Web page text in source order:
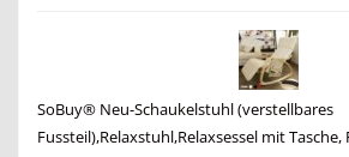
SoBuy® Neu-Schaukelstuhl (verstellbares
Fussteil),Relaxstuhl,Relaxsessel mit Tasche,